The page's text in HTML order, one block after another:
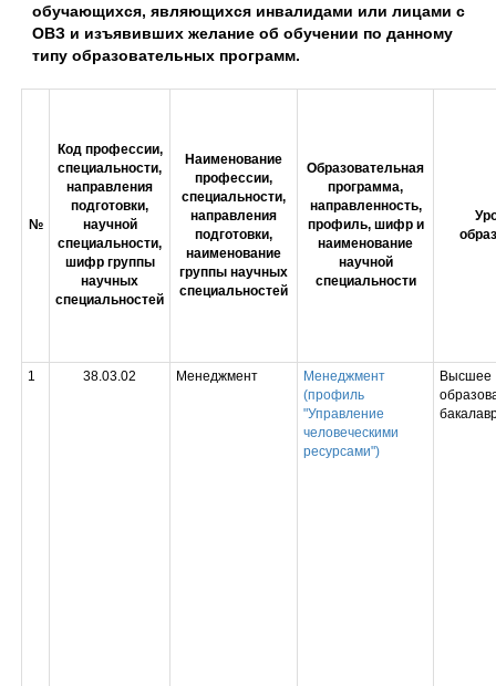
обучающихся, являющихся инвалидами или лицами с
ОВЗ и изъявивших желание об обучении по данному
типу образовательных программ.
№
Код профессии,
специальности,
направления
подготовки,
научной
специальности,
шифр группы
научных
специальностей
Наименование
профессии,
специальности,
направления
подготовки,
наименование
группы научных
специальностей
Образовательная
программа,
направленность,
профиль, шифр и
наименование
научной
специальности
1 38.03.02 Менеджмент
Менеджмент
(профиль
"Управление
человеческими
ресурсами")
Высшее